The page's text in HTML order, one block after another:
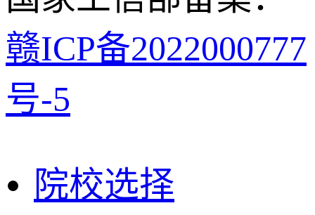
赣ICP备2022000777
号-5
院校选择